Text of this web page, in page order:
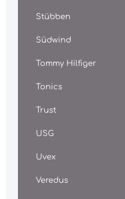
Stübben
Südwind
Tommy Hilfiger
Tonics
Trust
USG
Uvex
Veredus